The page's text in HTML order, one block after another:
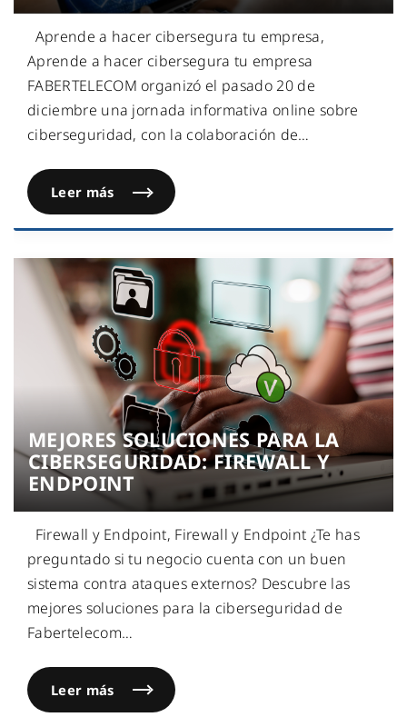
Aprende a hacer cibersegura tu empresa,
Aprende a hacer cibersegura tu empresa
FABERTELECOM organizó el pasado 20 de
diciembre una jornada informativa online sobre
ciberseguridad, con la colaboración de…
Leer más
MEJORES SOLUCIONES PARA LA
CIBERSEGURIDAD: FIREWALL Y
ENDPOINT
Firewall y Endpoint, Firewall y Endpoint ¿Te has
preguntado si tu negocio cuenta con un buen
sistema contra ataques externos? Descubre las
mejores soluciones para la ciberseguridad de
Fabertelecom…
Leer más